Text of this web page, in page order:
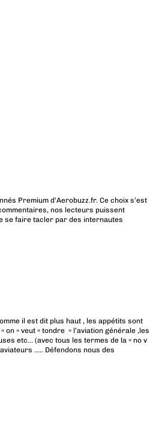
Premium d’Aerobuzz.fr. Ce choix s’est
nos lecteurs puissent
se faire tacler par des internautes
il est dit plus haut , les appétits sont
» veut « tondre » l’aviation générale ,les
etc… (avec tous les termes de la « no v
….. Défendons nous des